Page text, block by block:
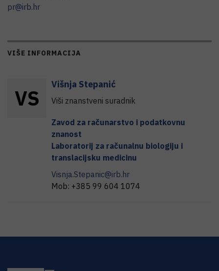
pr@irb.hr
VIŠE INFORMACIJA
VS
Višnja Stepanić
Viši znanstveni suradnik
Zavod za računarstvo i podatkovnu
znanost
Laboratorij za računalnu biologiju i
translacijsku medicinu
Visnja.Stepanic@irb.hr
Mob: +385 99 604 1074